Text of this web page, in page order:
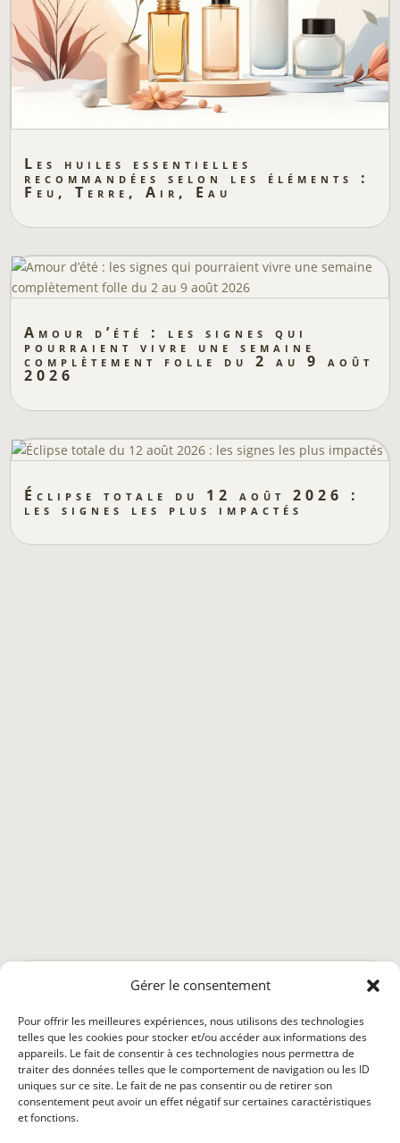
Gérer le consentement
Pour offrir les meilleures expériences, nous utilisons des technologies
telles que les cookies pour stocker et/ou accéder aux informations des
appareils. Le fait de consentir à ces technologies nous permettra de
traiter des données telles que le comportement de navigation ou les ID
uniques sur ce site. Le fait de ne pas consentir ou de retirer son
consentement peut avoir un effet négatif sur certaines caractéristiques
et fonctions.
Les huiles essentielles
recommandées selon les éléments :
Feu, Terre, Air, Eau
Amour d’été : les signes qui
pourraient vivre une semaine
complètement folle du 2 au 9 août
2026
Éclipse totale du 12 août 2026 :
les signes les plus impactés
astro.mantike.fr
Conditions générales
Politique de confidentialité
Politique de cookies (UE)
Mentions légales